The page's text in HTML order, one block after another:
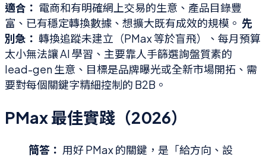
適合： 電商和有明確網上交易的生意、產品目錄豐
富、已有穩定轉換數據、想擴大既有成效的規模。 先
別急： 轉換追蹤未建立（PMax 等於盲飛）、每月預算
太小無法讓 AI 學習、主要靠人手篩選詢盤質素的
lead-gen 生意、目標是品牌曝光或全新市場開拓、需
要對每個關鍵字精細控制的 B2B。
PMax 最佳實踐（2026）
簡答： 用好 PMax 的關鍵，是「給方向、設